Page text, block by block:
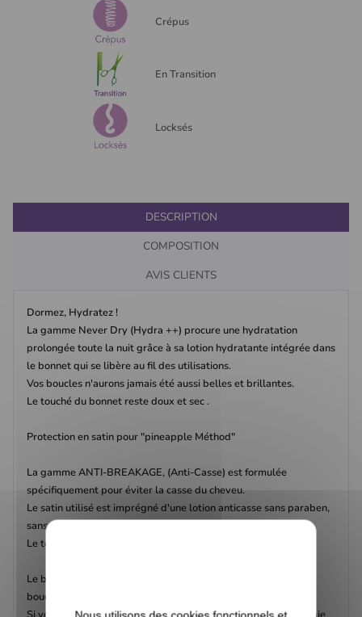
Crépus
En Transition
Locksés
DESCRIPTION
COMPOSITION
AVIS CLIENTS
Dormez, Hydratez !
La gamme Never Dry (Hydra ++) procure une hydratation
prolongée toute la nuit grâce à sa lotion hydratante intégrée dans
le bonnet qui se libère au fil des utilisations.
Vos boucles n'aurons jamais été aussi belles et brillantes.
Le touché du bonnet reste doux et sec .
Protection en satin pour "pineapple Méthod"
La gamme ANTI-BREAKAGE, (Anti-Casse) est formulée
spécifiquement pour éviter la casse du cheveu.
Le satin utilisé est imprégné d'une lotion anticasse sans paraben,
sans silicone, sans pétroleum.
Le touché du bonnet reste doux et sec.
Le bonnet en satin est l'accessoire indispensable des cheveux
bouclés, frisés, crépus et locksés.